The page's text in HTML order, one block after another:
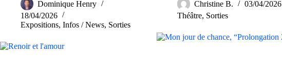
Dominique Henry
18/04/2026
Expositions, Infos / News, Sorties
Christine B.
03/04/2026
Théâtre, Sorties